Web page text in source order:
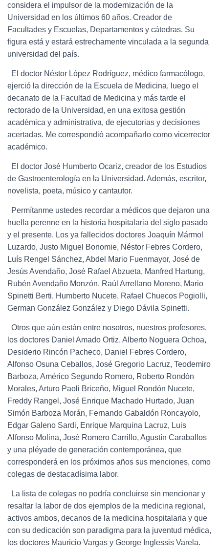
considera el impulsor de la modernización de la
Universidad en los últimos 60 años. Creador de
Facultades y Escuelas, Departamentos y cátedras. Su
figura está y estará estrechamente vinculada a la segunda
universidad del país.
El doctor Néstor López Rodríguez, médico farmacólogo,
ejerció la dirección de la Escuela de Medicina, luego el
decanato de la Facultad de Medicina y más tarde el
rectorado de la Universidad, en una exitosa gestión
académica y administrativa, de ejecutorias y decisiones
acertadas. Me correspondió acompañarlo como vicerrector
académico.
El doctor José Humberto Ocariz, creador de los Estudios
de Gastroenterología en la Universidad. Además, escritor,
novelista, poeta, músico y cantautor.
Permítanme ustedes recordar a médicos que dejaron una
huella perenne en la historia hospitalaria del siglo pasado
y el presente. Los ya fallecidos doctores Joaquín Mármol
Luzardo, Justo Miguel Bonomie, Néstor Febres Cordero,
Luís Rengel Sánchez, Abdel Mario Fuenmayor, José de
Jesús Avendaño, José Rafael Abzueta, Manfred Hartung,
Rubén Avendaño Monzón, Raúl Arrellano Moreno, Mario
Spinetti Berti, Humberto Nucete, Rafael Chuecos Pogiolli,
German González González y Diego Dávila Spinetti.
Otros que aún están entre nosotros, nuestros profesores,
los doctores Daniel Amado Ortiz, Alberto Noguera Ochoa,
Desiderio Rincón Pacheco, Daniel Febres Cordero,
Alfonso Osuna Ceballos, José Gregorio Lacruz, Teodemiro
Barboza, Américo Segundo Romero, Roberto Rondón
Morales, Arturo Paoli Briceño, Miguel Rondón Nucete,
Freddy Rangel, José Enrique Machado Hurtado, Juan
Simón Barboza Morán, Fernando Gabaldón Roncayolo,
Edgar Galeno Sardi, Enrique Marquina Lacruz, Luis
Alfonso Molina, José Romero Carrillo, Agustín Caraballos
y una pléyade de generación contemporánea, que
corresponderá en los próximos años sus menciones, como
colegas de destacadísima labor.
La lista de colegas no podría concluirse sin mencionar y
resaltar la labor de dos ejemplos de la medicina regional,
activos ambos, decanos de la medicina hospitalaria y que
con su dedicación son paradigma para la juventud médica,
los doctores Mauricio Vargas y George Inglessis Varela.